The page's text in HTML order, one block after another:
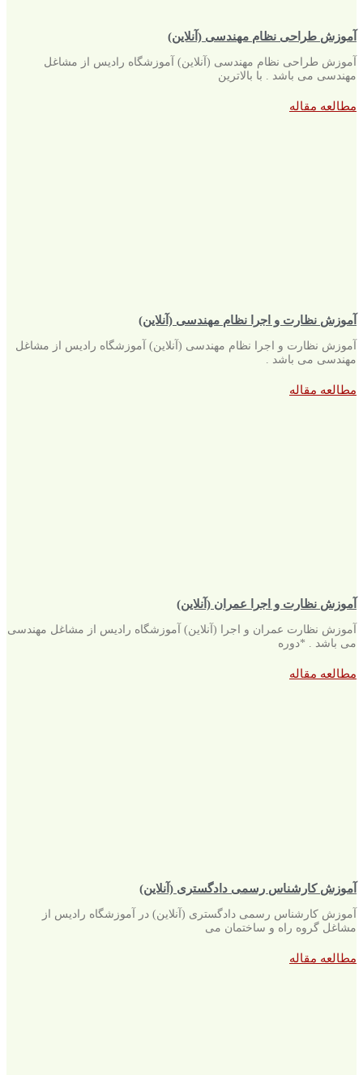
آموزش طراحی نظام مهندسی (آنلاین)
آموزش طراحی نظام مهندسی (آنلاین) آموزشگاه رادیس از مشاغل
مهندسی می باشد . با بالاترین
مطالعه مقاله
آموزش نظارت و اجرا نظام مهندسی (آنلاین)
آموزش نظارت و اجرا نظام مهندسی (آنلاین) آموزشگاه رادیس از مشاغل
مهندسی می باشد .
مطالعه مقاله
آموزش نظارت و اجرا عمران (آنلاین)
آموزش نظارت عمران و اجرا (آنلاین) آموزشگاه رادیس از مشاغل مهندسی
می باشد . *دوره
مطالعه مقاله
آموزش کارشناس رسمی دادگستری (آنلاین)
آموزش کارشناس رسمی دادگستری (آنلاین) در آموزشگاه رادیس از
مشاغل گروه راه و ساختمان می
مطالعه مقاله